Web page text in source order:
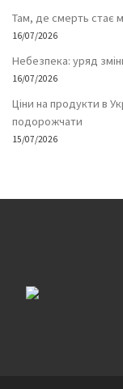
Там, де смерть стає
16/07/2026
Небезпека: уряд
16/07/2026
Ціни на продукти в
подорожчати
15/07/2026